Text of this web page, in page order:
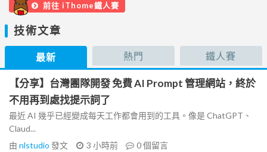
前往 iThome鐵人賽
技術文章
最新 熱門 鐵人賽
【分享】台灣團隊開發 免費 AI Prompt 管理網站，終於
不用再到處找提示詞了
最近 AI 幾乎已經變成每天工作都會用到的工具。像是 ChatGPT、
Claud...
由 nlstudio 發文 3 小時前 0個留言